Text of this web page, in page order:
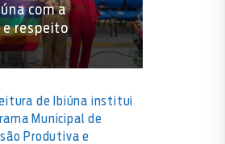
com a
e respeito
de Ibiúna institui
Municipal de
Produtiva e